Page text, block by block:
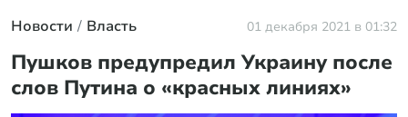
Новости Власть 01 декабря 2021 в 01:32
Пушков предупредил Украину после
слов Путина о «красных линиях»